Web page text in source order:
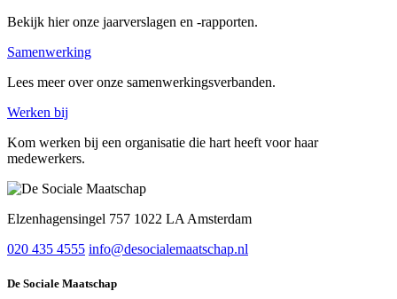
Bekijk hier onze jaarverslagen en -rapporten.
Samenwerking
Lees meer over onze samenwerkingsverbanden.
Werken bij
Kom werken bij een organisatie die hart heeft voor haar
medewerkers.
Elzenhagensingel 757 1022 LA Amsterdam
020 435 4555 info@desocialemaatschap.nl
De Sociale Maatschap